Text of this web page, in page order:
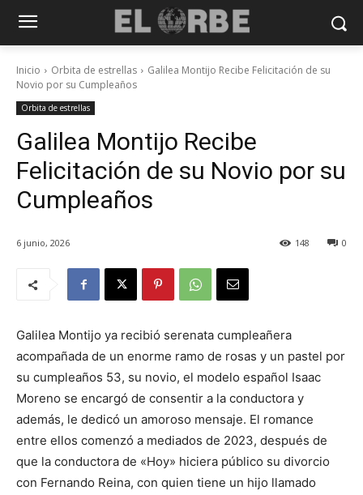
Inicio Orbita de estrellas
Galilea Montijo Recibe Felicitación de su
Novio por su Cumpleaños
Orbita de estrellas
Galilea Montijo Recibe
Felicitación de su Novio por su
Cumpleaños
6 junio, 2026 0
148
Galilea Montijo ya recibió serenata cumpleañera
acompañada de un enorme ramo de rosas y un pastel por
su cumpleaños 53, su novio, el modelo español Isaac
Moreno se encargó de consentir a la conductora y
además, le dedicó un amoroso mensaje. El romance
entre ellos comenzó a mediados de 2023, después de
que la conductora de «Hoy» hiciera público su divorcio
con Fernando Reina, con quien tiene un hijo llamado